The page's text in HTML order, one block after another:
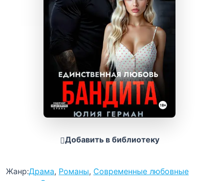
Добавить в библиотеку
Жанр:Драма, Романы, Современные любовные